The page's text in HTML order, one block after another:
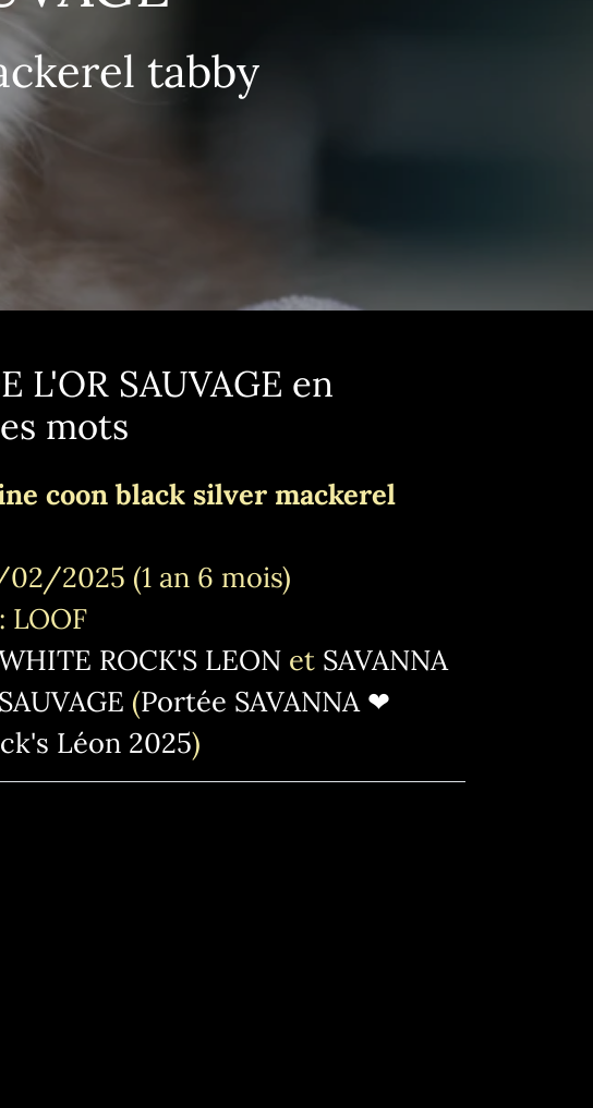
tabby
L'OR SAUVAGE en
mots
coon black silver mackerel
2025 (1 an 6 mois)
LOOF
ROCK'S LEON et SAVANNA
(Portée SAVANNA ❤
Léon 2025)